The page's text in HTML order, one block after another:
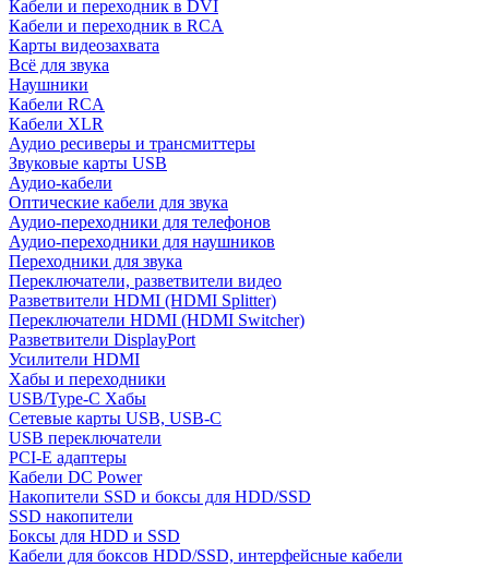
Кабели и переходник в DVI
Кабели и переходник в RCA
Карты видеозахвата
Всё для звука
Наушники
Кабели RCA
Кабели XLR
Аудио ресиверы и трансмиттеры
Звуковые карты USB
Аудио-кабели
Оптические кабели для звука
Аудио-переходники для телефонов
Аудио-переходники для наушников
Переходники для звука
Переключатели, разветвители видео
Разветвители HDMI (HDMI Splitter)
Переключатели HDMI (HDMI Switcher)
Разветвители DisplayPort
Усилители HDMI
Хабы и переходники
USB/Type-C Хабы
Сетевые карты USB, USB-C
USB переключатели
PCI-E адаптеры
Кабели DC Power
Накопители SSD и боксы для HDD/SSD
SSD накопители
Боксы для HDD и SSD
Кабели для боксов HDD/SSD, интерфейсные кабели